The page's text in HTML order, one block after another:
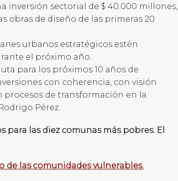
inversión sectorial de $ 40.000 millones,
obras de diseño de las primeras 20
urbanos estratégicos estén
el próximo año.
para los próximos 10 años de
con coherencia, con visión
de transformación en la
Pérez.
las diez comunas más pobres. El
de las comunidades vulnerables.